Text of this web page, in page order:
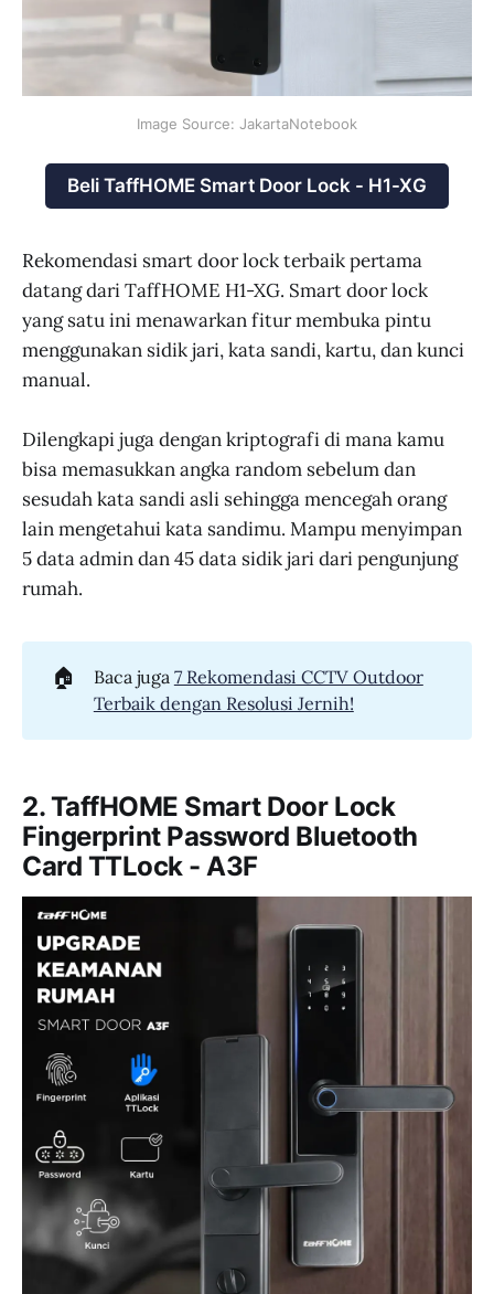
Image Source: JakartaNotebook
Beli TaffHOME Smart Door Lock - H1-XG
Rekomendasi smart door lock terbaik pertama
datang dari TaffHOME H1-XG. Smart door lock
yang satu ini menawarkan fitur membuka pintu
menggunakan sidik jari, kata sandi, kartu, dan kunci
manual.
Dilengkapi juga dengan kriptografi di mana kamu
bisa memasukkan angka random sebelum dan
sesudah kata sandi asli sehingga mencegah orang
lain mengetahui kata sandimu. Mampu menyimpan
5 data admin dan 45 data sidik jari dari pengunjung
rumah.
🏠 Baca juga 7 Rekomendasi CCTV Outdoor
Terbaik dengan Resolusi Jernih!
2. TaffHOME Smart Door Lock
Fingerprint Password Bluetooth
Card TTLock - A3F